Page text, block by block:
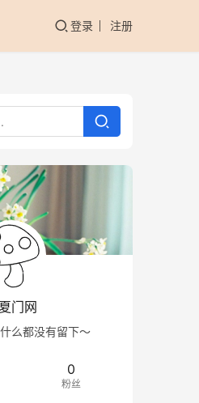
登录 注册
门网
么都没有留下～
0
粉丝